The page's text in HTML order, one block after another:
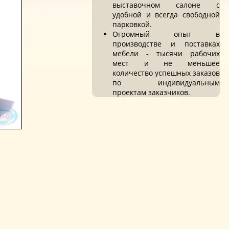
выставочном салоне с
удобной и всегда свободной
парковкой.
Огромный опыт в
производстве и поставках
мебели - тысячи рабочих
мест и не меньшее
количество успешных заказов
по индивидуальным
проектам заказчиков.